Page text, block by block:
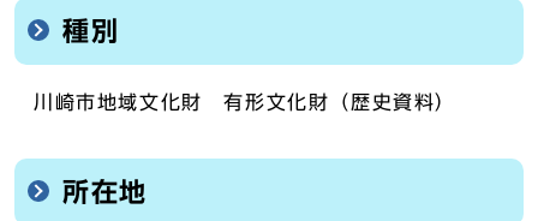
種別
川崎市地域文化財 有形文化財（歴史資料）
所在地